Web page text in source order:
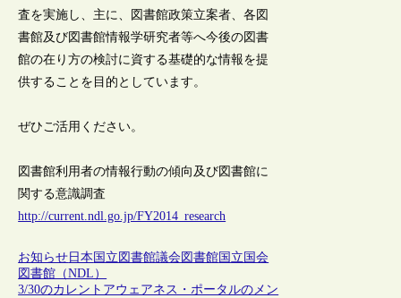
査を実施し、主に、図書館政策立案者、各図
書館及び図書館情報学研究者等へ今後の図書
館の在り方の検討に資する基礎的な情報を提
供することを目的としています。
ぜひご活用ください。
図書館利用者の情報行動の傾向及び図書館に
関する意識調査
http://current.ndl.go.jp/FY2014_research
お知らせ 日本 国立図書館議会図書館国立国会
図書館（NDL）
3/30のカレントアウェアネス・ポータルのメン